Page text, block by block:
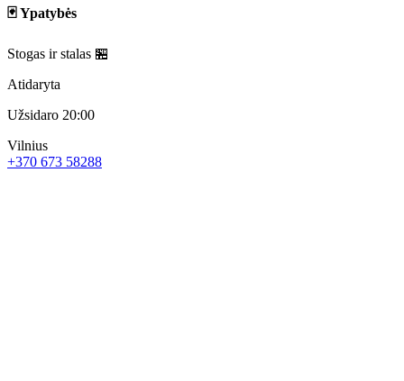
🃏 Ypatybės
Stogas ir stalas 🏪
Atidaryta
Užsidaro 20:00
Vilnius
+370 673 58288